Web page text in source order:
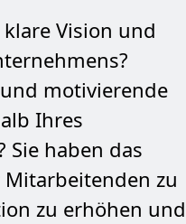
Vision und
motivierende
Ihres
Sie haben das
zu
zu erhöhen und